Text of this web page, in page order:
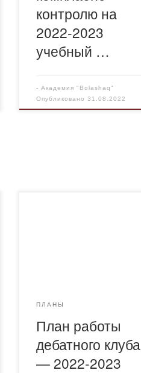
контролю на
2022-2023
учебный …
-Академия "Bolashaq"
Опубликовано31.08.2022
ПЛАНЫ
План работы
дебатного клуба
— 2022-2023